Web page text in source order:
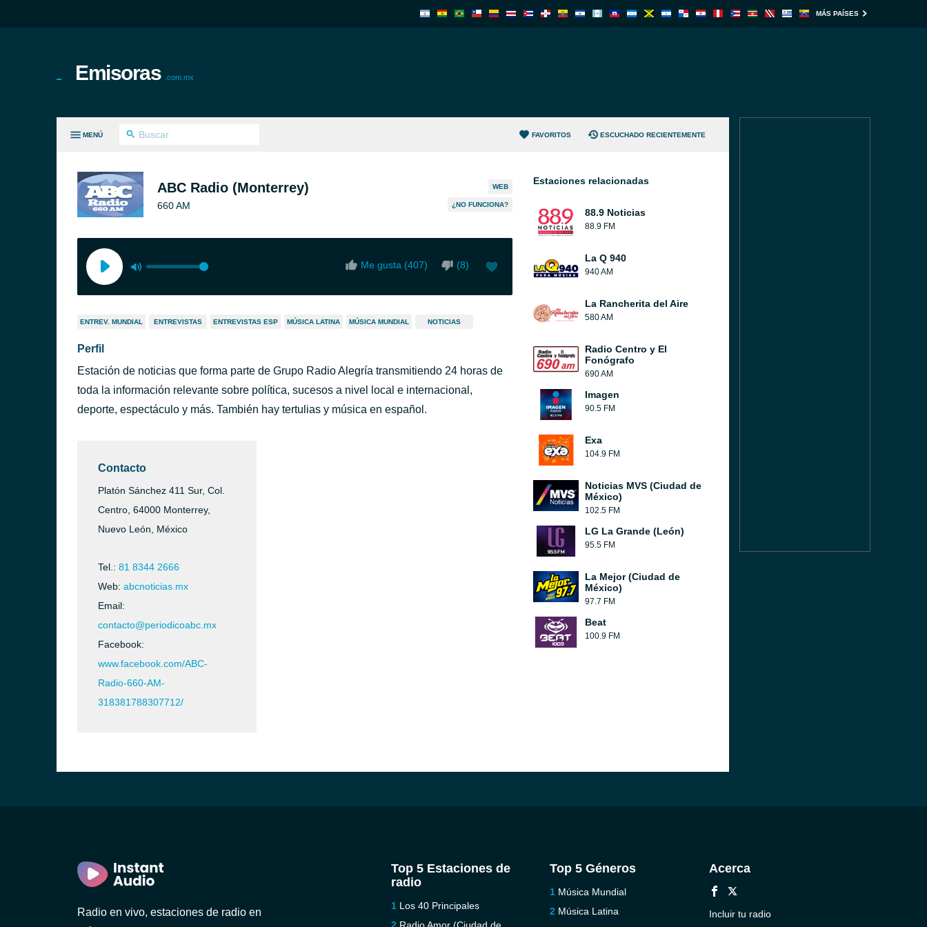
MÁS PAÍSES
Emisoras .com.mx
MENÚ FAVORITOS ESCUCHADO RECIENTEMENTE
ABC Radio (Monterrey)
660 AM
WEB
¿NO FUNCIONA?
Me gusta (407) (8)
ENTREV. MUNDIAL ENTREVISTAS ENTREVISTAS ESP MÚSICA LATINA MÚSICA MUNDIAL NOTICIAS
Perfil
Estación de noticias que forma parte de Grupo Radio Alegría transmitiendo 24 horas de
toda la información relevante sobre política, sucesos a nivel local e internacional,
deporte, espectáculo y más. También hay tertulias y música en español.
Contacto
Platón Sánchez 411 Sur, Col.
Centro, 64000 Monterrey,
Nuevo León, México
Tel.: 81 8344 2666
Web: abcnoticias.mx
Email:
contacto@periodicoabc.mx
Facebook:
www.facebook.com/ABC-
Radio-660-AM-
318381788307712/
Estaciones relacionadas
88.9 Noticias
88.9 FM
La Q 940
940 AM
La Rancherita del Aire
580 AM
Radio Centro y El
Fonógrafo
690 AM
Imagen
90.5 FM
Exa
104.9 FM
Noticias MVS (Ciudad de
México)
102.5 FM
LG La Grande (León)
95.5 FM
La Mejor (Ciudad de
México)
97.7 FM
Beat
100.9 FM
Radio en vivo, estaciones de radio en
Top 5 Estaciones de
radio
Los 40 Principales
Top 5 Géneros
Música Mundial
Música Latina
Acerca
Incluir tu radio